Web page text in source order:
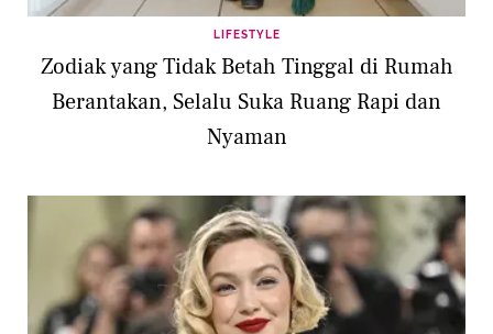
LIFESTYLE
Zodiak yang Tidak Betah Tinggal di Rumah
Berantakan, Selalu Suka Ruang Rapi dan
Nyaman